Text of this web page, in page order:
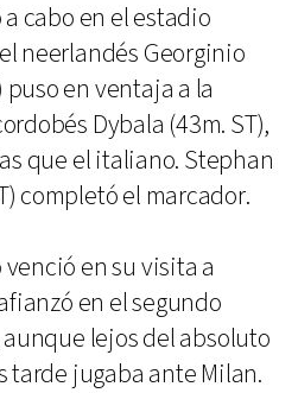
cabo en el estadio
neerlandés Georginio
en ventaja a la
Dybala (43m. ST),
que el italiano. Stephan
completó el marcador.
en su visita a
en el segundo
lejos del absoluto
tarde jugaba ante Milan.